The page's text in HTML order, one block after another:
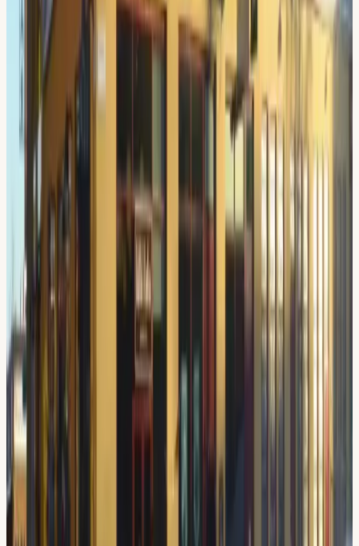
Vägbeskrivning
Varför elever från Sicklaväljer oss
En körskola byggd kring dig
Välj din lärare
Du väljer fritt bland våra lärare utifrån språk, personlighet
och specialitet.
Teori på ditt språk
Vi undervisar på svenska, engelska, arabiska, syrianska och
turkiska.